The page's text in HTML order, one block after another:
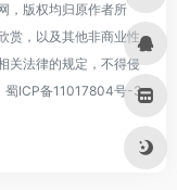
，版权均归原作者所
赏，以及其他非商业性
关法律的规定，不得侵
蜀ICP备11017804号-3